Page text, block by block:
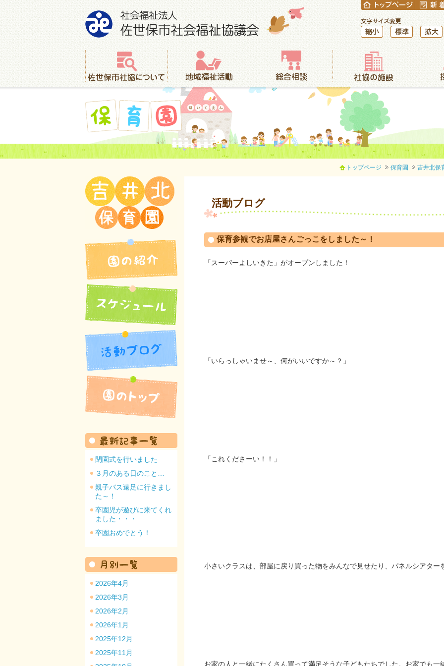
社会福祉法人 佐世保市社会福祉協議会
縮小 標準
佐世保市社協について 地域福祉活動 総合相談 社協の施設 採用情報
トップページ 保育園 吉井北保
活動ブログ
保育参観でお店屋さんごっこをしました～！
「スーパーよしいきた」がオープンしました！
「いらっしゃいませ～、何がいいですか～？」
「これくださーい！！」
小さいクラスは、部屋に戻り買った物をみんなで見せたり、パネルシアター
お家の人と一緒にたくさん買って満足そうな子どもたちでした。お家でも一
園の紹介
スケジュール
活動ブログ
園のトップ
閉園式を行いました
３月のある日のこと…
親子バス遠足に行きまし
た～！
卒園児が遊びに来てくれ
ました・・・
卒園おめでとう！
2026年4月
2026年3月
2026年2月
2026年1月
2025年12月
2025年11月